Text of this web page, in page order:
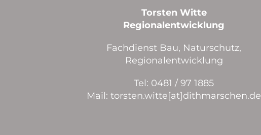
Torsten Witte
Regionalentwicklung
Fachdienst Bau, Naturschutz,
Regionalentwicklung
Tel: 0481 / 97 1885
Mail: torsten.witte[at]dithmarschen.de